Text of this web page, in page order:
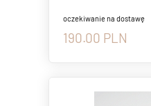
oczekiwanie na dostawę
190.00 PLN